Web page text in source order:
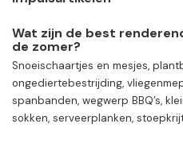
Wat zijn de best
de zomer?
Snoeischaartjes en mesjes,
ongediertebestrijding,
spanbanden, wegwerp BBQ’s,
sokken, serveerplanken,